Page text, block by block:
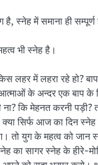
स्नेह में समाना ही सम्पूर्ण
भी स्नेह है।
लहर में लहरा रहे हो?
आत्माओं के अन्दर एक बाप
ना? कि मेहनत करनी
सिर्फ आज का दिन
तो युग के महत्व को जान
का सागर स्नेह के हीरे-